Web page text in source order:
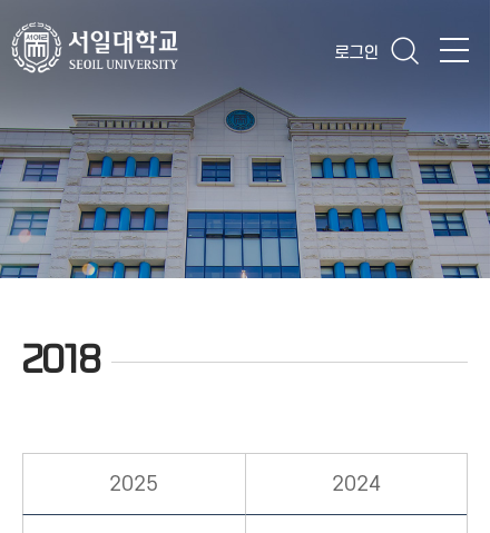
로그인
2018
2025 2024